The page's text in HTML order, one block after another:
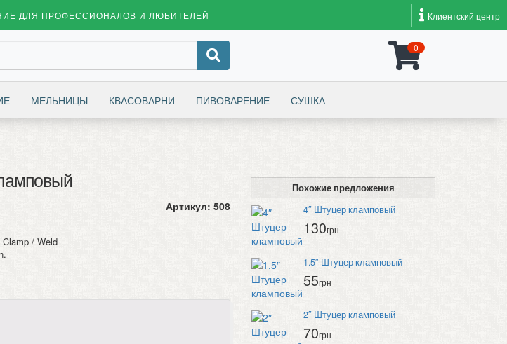
ДЛЯ ПРОФЕССИОНАЛОВ И ЛЮБИТЕЛЕЙ Клиентский центр
0
МЕЛЬНИЦЫ КВАСОВАРНИ ПИВОВАРЕНИЕ СУШКА
Артикул: 508
/ Weld
Похожие предложения
4″ Штуцер кламповый
130грн
1.5″ Штуцер кламповый
55грн
2″ Штуцер кламповый
70грн